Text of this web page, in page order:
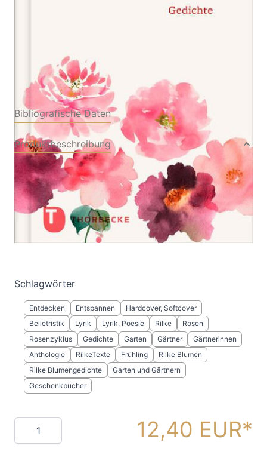
09.02.2026
Hardcover
Bibliografische Daten
Produktbeschreibung
Dieses bezaubernde Buch versammelt Rainer
Maria Rilkes schönste Rosengedichte – zart,
tiefgründig und zeitlos. Ein poetischer Schatz
für alle, die Rosen lieben und Sprache in ihrer
schönsten Form genießen möchten.
Schlagwörter
Entdecken Entspannen
Hardcover, Softcover
Belletristik
Lyrik Lyrik, Poesie Rilke
Rosen
Rosenzyklus
Gedichte Garten Gärtner
Gärtnerinnen
Anthologie
RilkeTexte Frühling
Rilke Blumen
Rilke Blumengedichte
Garten und Gärtnern
Geschenkbücher
Menge 12,40 EUR